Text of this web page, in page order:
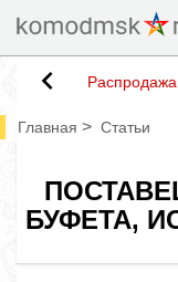
Распродажа
Главная > Статьи
БУФЕТА,